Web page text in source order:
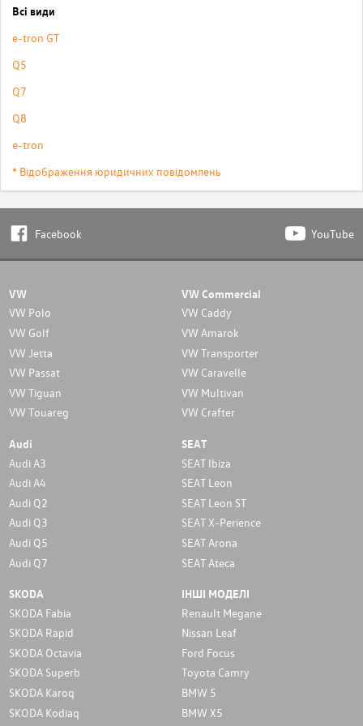
Всі види
e-tron GT
Q5
Q7
Q8
e-tron
* Відображення юридичних повідомлень
Facebook YouTube
VW
VW Polo
VW Golf
VW Jetta
VW Passat
VW Tiguan
VW Touareg
VW Commercial
VW Caddy
VW Amarok
VW Transporter
VW Caravelle
VW Multivan
VW Crafter
Audi
Audi A3
Audi A4
Audi Q2
Audi Q3
Audi Q5
Audi Q7
SEAT
SEAT Ibiza
SEAT Leon
SEAT Leon ST
SEAT X-Perience
SEAT Arona
SEAT Ateca
SKODA
SKODA Fabia
SKODA Rapid
SKODA Octavia
SKODA Superb
SKODA Karoq
SKODA Kodiaq
ІНШІ МОДЕЛІ
Renault Megane
Nissan Leaf
Ford Focus
Toyota Camry
BMW 5
BMW X5